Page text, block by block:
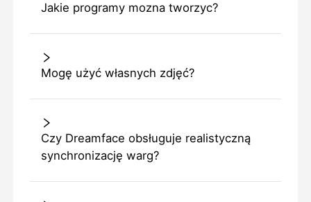
Jakie programy mozna tworzyc?
Mogę użyć własnych zdjęć?
Czy Dreamface obsługuje realistyczną
synchronizację warg?